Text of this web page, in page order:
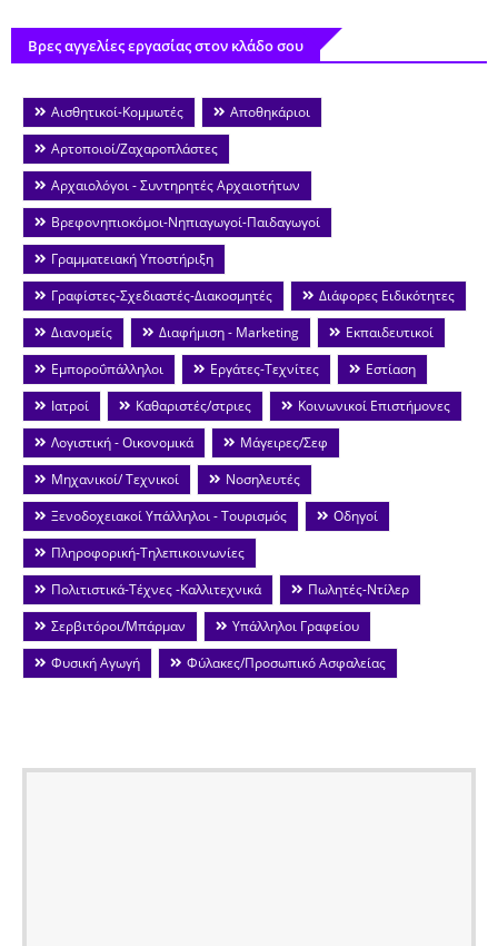
Βρες αγγελίες εργασίας στον κλάδο σου
Αισθητικοί-Κομμωτές
Αποθηκάριοι
Αρτοποιοί/Ζαχαροπλάστες
Αρχαιολόγοι - Συντηρητές Αρχαιοτήτων
Βρεφονηπιοκόμοι-Νηπιαγωγοί-Παιδαγωγοί
Γραμματειακή Υποστήριξη
Γραφίστες-Σχεδιαστές-Διακοσμητές
Διάφορες Ειδικότητες
Διανομείς
Διαφήμιση - Marketing
Εκπαιδευτικοί
Εμποροΰπάλληλοι
Εργάτες-Τεχνίτες
Εστίαση
Ιατροί
Καθαριστές/στριες
Κοινωνικοί Επιστήμονες
Λογιστική - Οικονομικά
Μάγειρες/Σεφ
Μηχανικοί/ Τεχνικοί
Νοσηλευτές
Ξενοδοχειακοί Υπάλληλοι - Τουρισμός
Οδηγοί
Πληροφορική-Τηλεπικοινωνίες
Πολιτιστικά-Τέχνες -Καλλιτεχνικά
Πωλητές-Ντίλερ
Σερβιτόροι/Μπάρμαν
Υπάλληλοι Γραφείου
Φυσική Αγωγή
Φύλακες/Προσωπικό Ασφαλείας